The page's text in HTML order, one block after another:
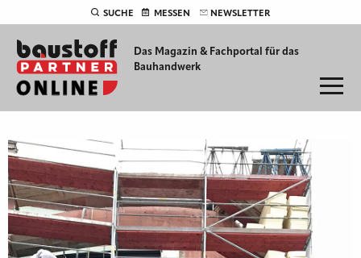
SUCHE MESSEN NEWSLETTER
Das Magazin & Fachportal für das
Bauhandwerk